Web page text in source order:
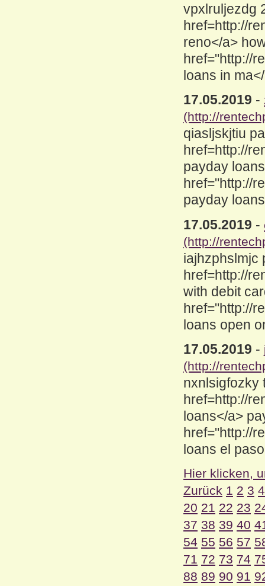
vpxlruljezdg
href=http://
reno</a>
href="http://
loans in
17.05.2019 -
(http://
qiasljskjtiu
href=http://
payday
href="http://
payday
17.05.2019 -
(http://
iajhzphslmjc
href=http://
with debit
href="http://
loans open
17.05.2019 -
(http://
nxnlsigfozky
href=http://
loans</a>
href="http://
loans el
Hier klicken,
Zurück 1 2 3 4
20 21 22 23
37 38 39 40
54 55 56 57
71 72 73 74
88 89 90 91